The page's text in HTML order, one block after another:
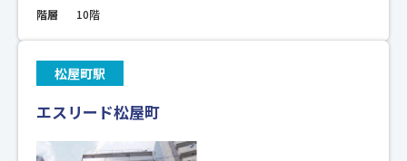
階層
10階
松屋町駅
エスリード松屋町